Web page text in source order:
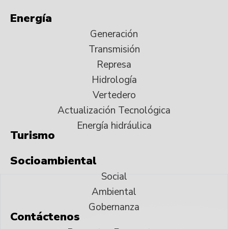
Energía
Generación
Transmisión
Represa
Hidrología
Vertedero
Actualización Tecnológica
Energía hidráulica
Turismo
Socioambiental
Social
Ambiental
Gobernanza
Contáctenos